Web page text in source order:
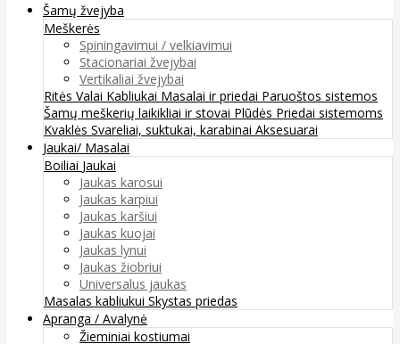
Šamų žvejyba
Meškerės
Spiningavimui / velkiavimui
Stacionariai žvejybai
Vertikaliai žvejybai
Ritės Valai Kabliukai Masalai ir priedai Paruoštos sistemos
Šamų meškerių laikikliai ir stovai Plūdės Priedai sistemoms
Kvaklės Svareliai, suktukai, karabinai Aksesuarai
Jaukai/ Masalai
Boiliai Jaukai
Jaukas karosui
Jaukas karpiui
Jaukas karšiui
Jaukas kuojai
Jaukas lynui
Jaukas žiobriui
Universalus jaukas
Masalas kabliukui Skystas priedas
Apranga / Avalynė
Žieminiai kostiumai